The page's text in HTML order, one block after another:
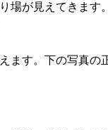
場が見えてきます。
ます。下の写真の